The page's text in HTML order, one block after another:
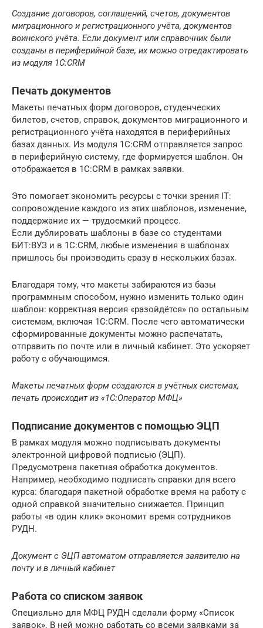
Создание договоров, соглашений, счетов, документов
миграционного и регистрационного учёта, документов
воинского учёта. Если документ или справочник были
созданы в периферийной базе, их можно отредактировать
из модуля 1С:CRM
Печать документов
Макеты печатных форм договоров, студенческих
билетов, счетов, справок, документов миграционного и
регистрационного учёта находятся в периферийных
базах данных. Из модуля 1С:CRM отправляется запрос
в периферийную систему, где формируется шаблон. Он
отображается в 1С:CRM в рамках заявки.
Это помогает экономить ресурсы с точки зрения IT:
сопровождение каждого из этих шаблонов, изменение,
поддержание их — трудоемкий процесс.
Если дублировать шаблоны в базе со студентами
БИТ:ВУЗ и в 1С:CRM, любые изменения в шаблонах
пришлось бы производить сразу в нескольких базах.
Благодаря тому, что макеты забираются из базы
программным способом, нужно изменить только один
шаблон: корректная версия «разойдётся» по остальным
системам, включая 1С:CRM. После чего автоматически
сформированные документы можно распечатать,
отправить по почте или в личный кабинет. Это ускоряет
работу с обучающимся.
Макеты печатных форм создаются в учётных системах,
печать происходит из «1С:Оператор МФЦ»
Подписание документов с помощью ЭЦП
В рамках модуля можно подписывать документы
электронной цифровой подписью (ЭЦП).
Предусмотрена пакетная обработка документов.
Например, необходимо подписать справки для всего
курса: благодаря пакетной обработке время на работу с
одной справкой значительно снижается. Принцип
работы «в один клик» экономит время сотрудников
РУДН.
Документ с ЭЦП автоматом отправляется заявителю на
почту и в личный кабинет
Работа со списком заявок
Специально для МФЦ РУДН сделали форму «Список
заявок». В ней можно работать со всеми заявками за